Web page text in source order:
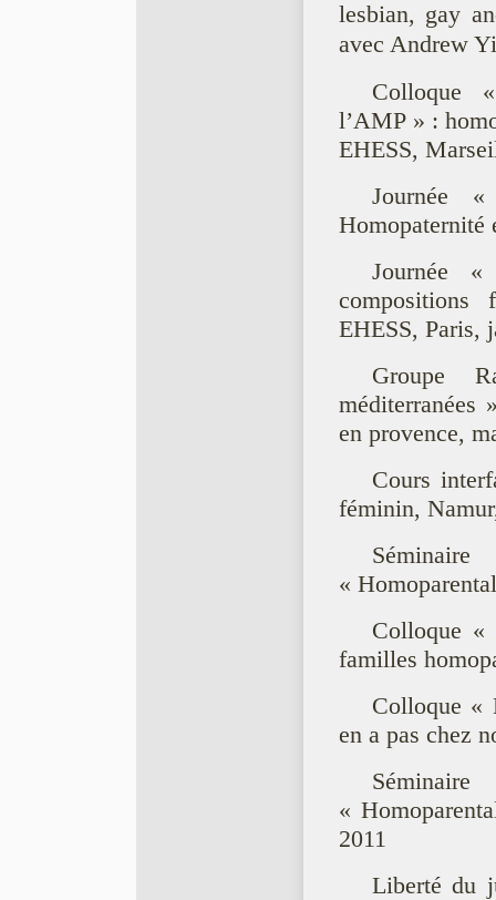
lesbian, gay
avec Andrew
Colloque
l’AMP » :
EHESS,
Journée
Homopaternité
Journée
compositions
EHESS, Paris,
Groupe
en provence,
Cours
féminin,
«
Colloque «
familles
Colloque «
en a pas chez
«
2011
Liberté du